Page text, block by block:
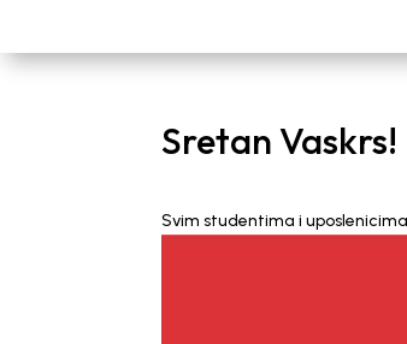
Sretan Vaskrs!
Svim studentima i